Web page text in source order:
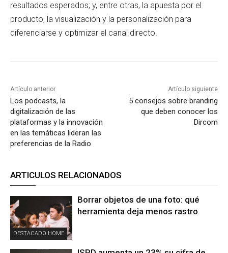
resultados esperados; y, entre otras, la apuesta por el
producto, la visualización y la personalización para
diferenciarse y optimizar el canal directo.
Artículo anterior
Los podcasts, la
digitalización de las
plataformas y la innovación
en las temáticas lideran las
preferencias de la Radio
Artículo siguiente
5 consejos sobre branding
que deben conocer los
Dircom
ARTICULOS RELACIONADOS
DESTACADO HOME
Borrar objetos de una foto: qué
herramienta deja menos rastro